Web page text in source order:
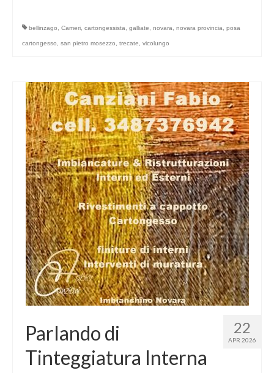
bellinzago, Cameri, cartongessista, galliate, novara, novara provincia, posa
cartongesso, san pietro mosezzo, trecate, vicolungo
22
APR 2026
Parlando di
Tinteggiatura Interna